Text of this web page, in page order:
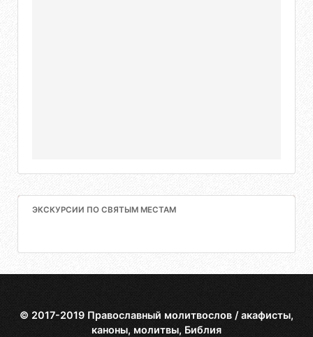
ЭКСКУРСИИ ПО СВЯТЫМ МЕСТАМ
© 2017-2019 Православный молитвослов / акафисты,
каноны, молитвы, Библия